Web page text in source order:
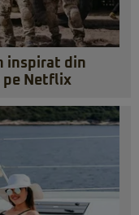
inspirat din
Netflix